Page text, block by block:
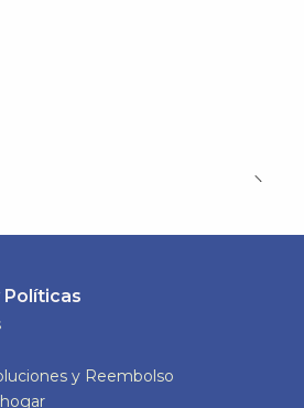
y Reembolso